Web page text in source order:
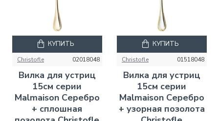
Christofle 02018048
Вилка для устриц
15см серии
Malmaison Серебро
+ сплошная
КУПИТЬ
Christofle 01518048
Вилка для устриц
15см серии
Malmaison Серебро
+ узорная позолота
КУПИТЬ